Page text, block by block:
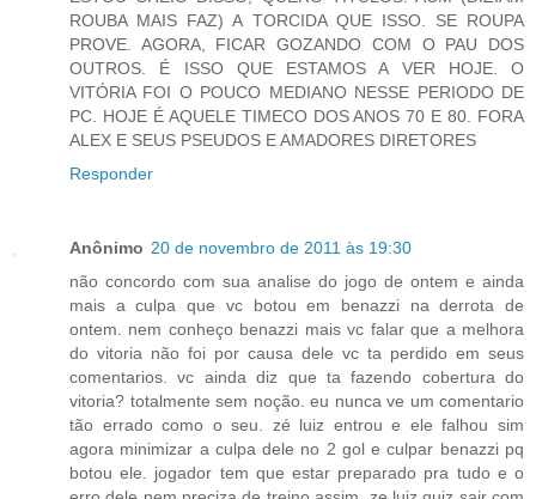
ROUBA MAIS FAZ) A TORCIDA QUE ISSO. SE ROUPA
PROVE. AGORA, FICAR GOZANDO COM O PAU DOS
OUTROS. É ISSO QUE ESTAMOS A VER HOJE. O
VITÓRIA FOI O POUCO MEDIANO NESSE PERIODO DE
PC. HOJE É AQUELE TIMECO DOS ANOS 70 E 80. FORA
ALEX E SEUS PSEUDOS E AMADORES DIRETORES
Responder
Anônimo 20 de novembro de 2011 às 19:30
não concordo com sua analise do jogo de ontem e ainda
mais a culpa que vc botou em benazzi na derrota de
ontem. nem conheço benazzi mais vc falar que a melhora
do vitoria não foi por causa dele vc ta perdido em seus
comentarios. vc ainda diz que ta fazendo cobertura do
vitoria? totalmente sem noção. eu nunca ve um comentario
tão errado como o seu. zé luiz entrou e ele falhou sim
agora minimizar a culpa dele no 2 gol e culpar benazzi pq
botou ele. jogador tem que estar preparado pra tudo e o